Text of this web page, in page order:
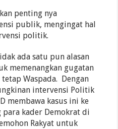
penting nya
publik, mengingat hal
politik.
ada satu pun alasan
memenangkan gugatan
Waspada. Dengan
intervensi Politik
membawa kasus ini ke
para kader Demokrat di
Rakyat untuk